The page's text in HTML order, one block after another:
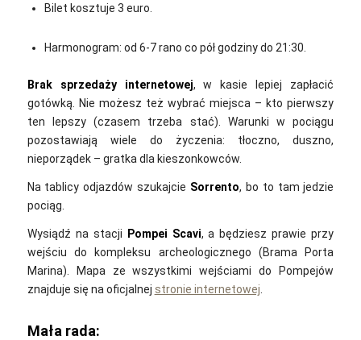
Bilet kosztuje 3 euro.
Harmonogram: od 6-7 rano co pół godziny do 21:30.
Brak sprzedaży internetowej, w kasie lepiej zapłacić
gotówką. Nie możesz też wybrać miejsca – kto pierwszy
ten lepszy (czasem trzeba stać). Warunki w pociągu
pozostawiają wiele do życzenia: tłoczno, duszno,
nieporządek – gratka dla kieszonkowców.
Na tablicy odjazdów szukajcie Sorrento, bo to tam jedzie
pociąg.
Wysiądź na stacji Pompei Scavi, a będziesz prawie przy
wejściu do kompleksu archeologicznego (Brama Porta
Marina). Mapa ze wszystkimi wejściami do Pompejów
znajduje się na oficjalnej stronie internetowej
Mała rada: